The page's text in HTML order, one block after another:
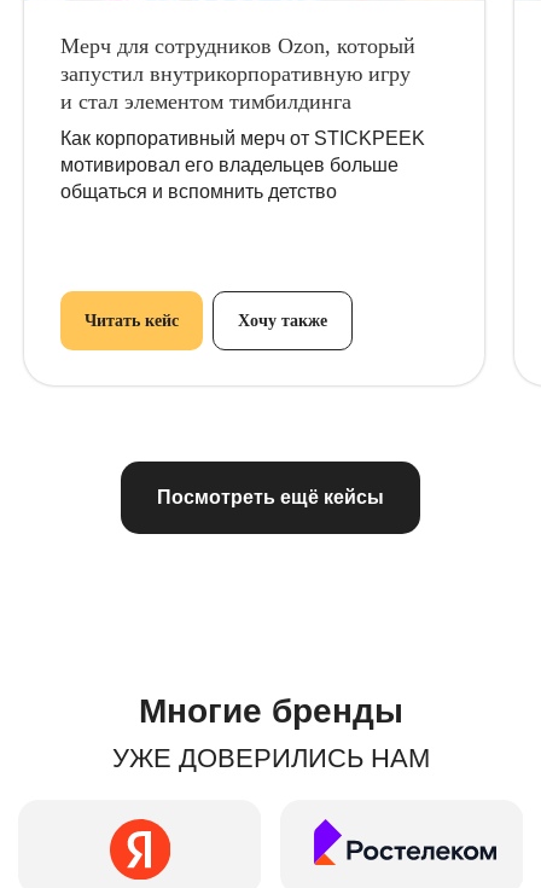
Мерч для сотрудников Ozon, который
запустил внутрикорпоративную игру
и стал элементом тимбилдинга
Как корпоративный мерч от STICKPEEK
мотивировал его владельцев больше
общаться и вспомнить детство
Читать кейс Хочу также
Посмотреть ещё кейсы